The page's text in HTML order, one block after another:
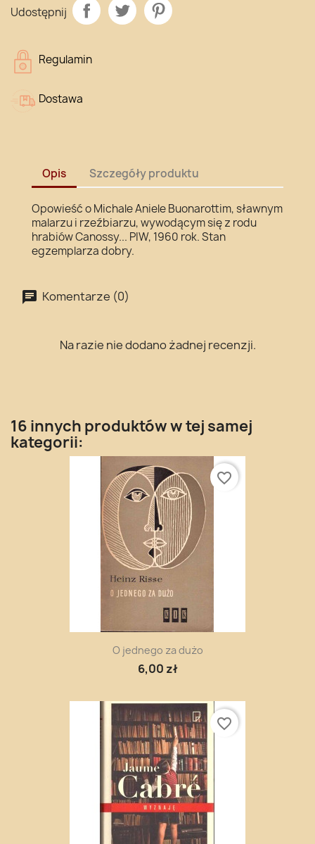
Udostępnij
Regulamin
Dostawa
Opis Szczegóły produktu
Opowieść o Michale Aniele Buonarottim, sławnym
malarzu i rzeźbiarzu, wywodącym się z rodu
hrabiów Canossy... PIW, 1960 rok. Stan
egzemplarza dobry.
Komentarze (0)
Na razie nie dodano żadnej recenzji.
16 innych produktów w tej samej
kategorii:
O jednego za dużo
6,00 zł
favorite_border
favorite_border